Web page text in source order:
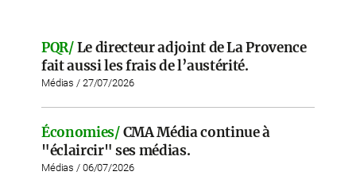
PQR/Le directeur adjoint de La Provence
fait aussi les frais de l’austérité.
Médias / 27/07/2026
Économies/CMA Média continue à
"éclaircir" ses médias.
Médias / 06/07/2026